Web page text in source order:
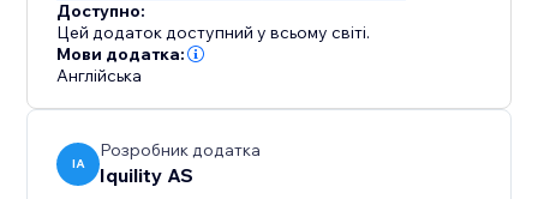
Доступно:
Цей додаток доступний у всьому світі.
Мови додатка:
Англійська
IA
Розробник додатка
Iquility AS